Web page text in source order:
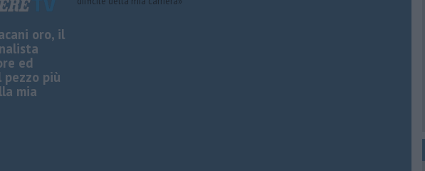
oro, il
ed
pezzo più
mia